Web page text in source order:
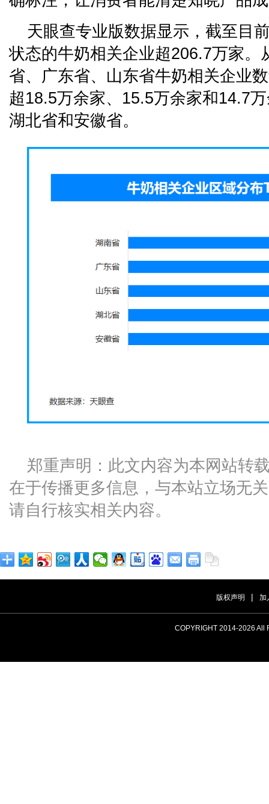
天眼查专业版数据显示，截至目
状态的牛奶相关企业超206.7万家。
省、广东省、山东省牛奶相关企业
超18.5万余家、15.5万余家和14.7
湖北省和安徽省。
郑重声明：此文内容为本网站转
在于传播更多信息，与本站立场无
请自行核实相关内容。
版权声明 | 加
COPYRIGHT 2014-2026 All